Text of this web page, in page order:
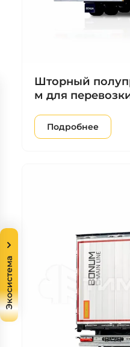
Шторный
м для
Подробнее
Экосистема